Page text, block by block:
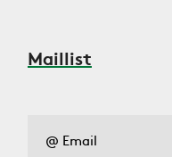
Maillist